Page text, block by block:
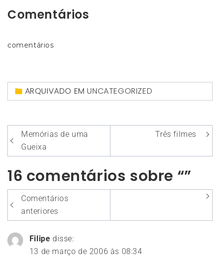
Comentários
comentários
ARQUIVADO EMUNCATEGORIZED
Navegação
de
Post
Memórias de uma
Gueixa
Três filmes
16 comentários sobre “”
Navegação
entre
os
comentários
Comentários
anteriores
Filipe disse:
13 de março de 2006 às 08:34